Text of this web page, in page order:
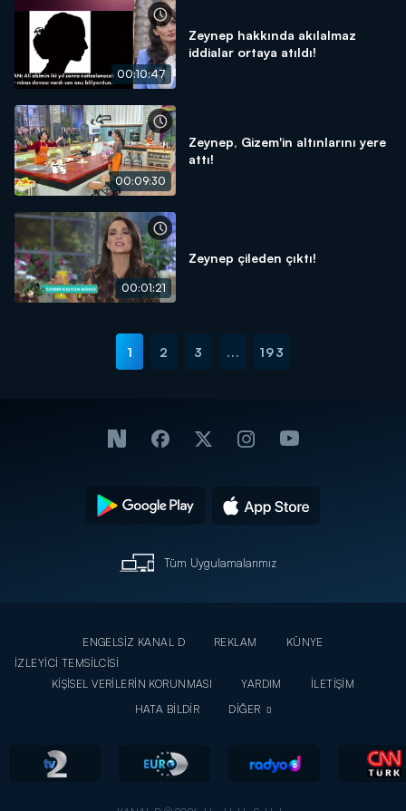
00:10:47
Zeynep hakkında akılalmaz
iddialar ortaya atıldı!
00:09:30
Zeynep, Gizem'in altınlarını yere
attı!
00:01:21
Zeynep çileden çıktı!
1 2 3 ... 193
Tüm Uygulamalarımız
ENGELSİZ KANAL D REKLAM
KÜNYE
İZLEYİCİ TEMSİLCİSİ
KİŞİSEL VERİLERİN KORUNMASI
YARDIM
İLETİŞİM
HATA BİLDİR
DİĞER